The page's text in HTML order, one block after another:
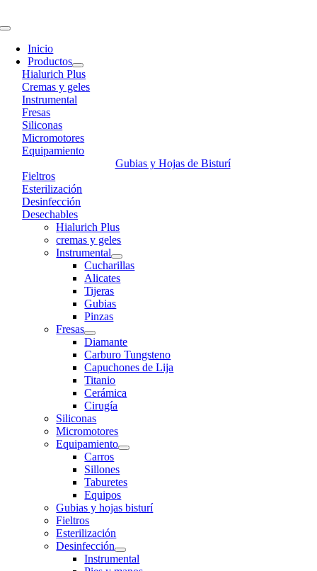
to
Toggle
Navigation
Inicio
Productos
Hialurich Plus
Cremas y geles
Instrumental
Fresas
Siliconas
Micromotores
Equipamiento
Gubias y Hojas de Bisturí
Fieltros
Esterilización
Desinfección
Desechables
Hialurich Plus
cremas y geles
Instrumental
Cucharillas
Alicates
Tijeras
Gubias
Pinzas
Fresas
Diamante
Carburo Tungsteno
Capuchones de Lija
Titanio
Cerámica
Cirugía
Siliconas
Micromotores
Equipamiento
Carros
Sillones
Taburetes
Equipos
Gubias y hojas bisturí
Fieltros
Esterilización
Desinfección
Instrumental